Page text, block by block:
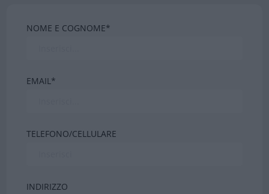
NOME E COGNOME*
EMAIL*
TELEFONO/CELLULARE
INDIRIZZO